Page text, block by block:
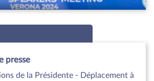
presse
de la Présidente - Déplacement à